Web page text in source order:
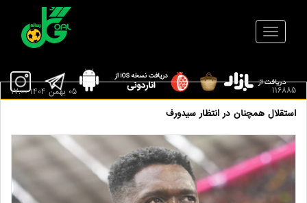
116885
استقلال همچنان در انتظار سیدورف
05 بهمن 1404 17:00